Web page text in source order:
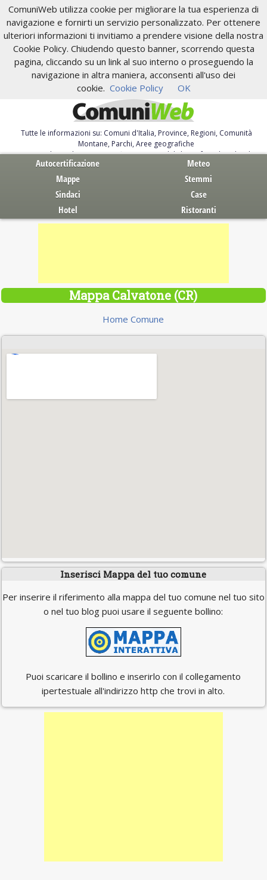
ComuniWeb utilizza cookie per migliorare la tua esperienza di
navigazione e fornirti un servizio personalizzato. Per ottenere
ulteriori informazioni ti invitiamo a prendere visione della nostra
Cookie Policy. Chiudendo questo banner, scorrendo questa
pagina, cliccando su un link al suo interno o proseguendo la
navigazione in altra maniera, acconsenti all'uso dei
cookie. Cookie Policy OK
Tutte le informazioni su: Comuni d'Italia, Province, Regioni, Comunità
Montane, Parchi, Aree geografiche
Servizi al Cittadino. Autocertificazione, moduli, leggi, free download
Autocertificazione
Meteo
Mappe
Stemmi
Sindaci
Case
Hotel
Ristoranti
Mappa Calvatone (CR)
Home Comune
Inserisci Mappa del tuo comune
Per inserire il riferimento alla mappa del tuo comune nel tuo sito
o nel tuo blog puoi usare il seguente bollino:
Puoi scaricare il bollino e inserirlo con il collegamento
ipertestuale all'indirizzo http che trovi in alto.